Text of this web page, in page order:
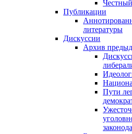
Публикации
литературы
Дискуссии
Архив
Пути